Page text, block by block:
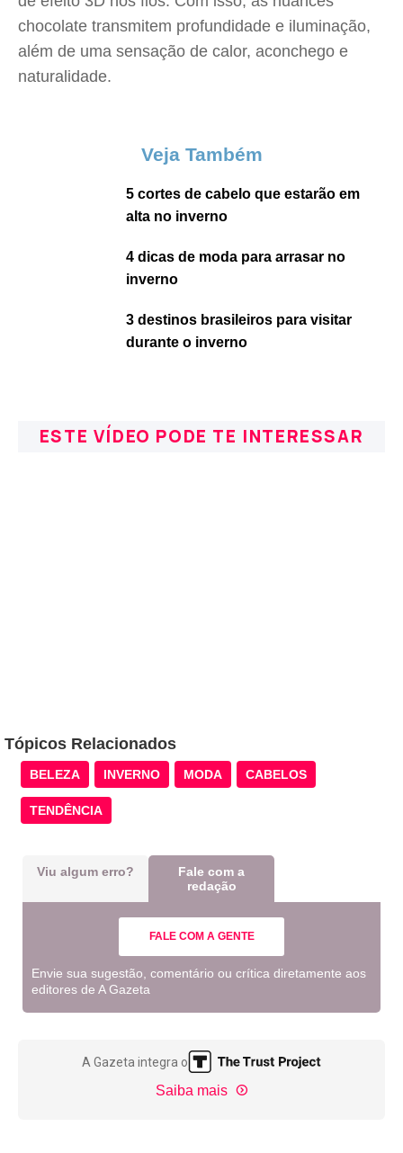
chocolate transmitem profundidade e iluminação,
além de uma sensação de calor, aconchego e
naturalidade.
Veja Também
5 cortes de cabelo que estarão em
alta no inverno
4 dicas de moda para arrasar no
inverno
3 destinos brasileiros para visitar
durante o inverno
ESTE VÍDEO PODE TE INTERESSAR
Tópicos Relacionados
BELEZA INVERNO MODA CABELOS
TENDÊNCIA
Viu algum erro?
Fale com a
redação
FALE COM A GENTE
Envie sua sugestão, comentário ou crítica diretamente aos
editores de A Gazeta
A Gazeta integra o
Saiba mais